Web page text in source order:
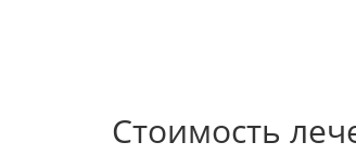
Стоимость